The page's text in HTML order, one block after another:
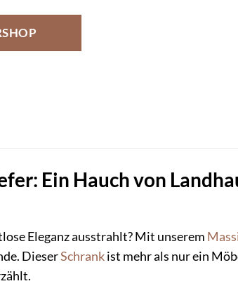
Ein Hauch von
Eleganz ausstrahlt? Mit unserem
DieserSchrankist mehr als nur ein